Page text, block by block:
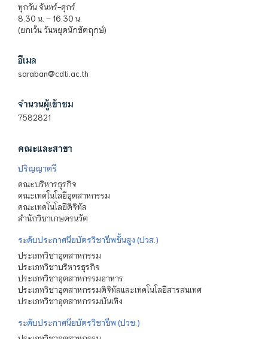
ทุกวัน จันทร์-ศุกร์
8.30 น. – 16.30 น.
(ยกเว้น วันหยุดนักขัตฤกษ์)
อีเมล
saraban@cdti.ac.th
จำนวนผู้เข้าชม
7582821
คณะและสาขา
ปริญญาตรี
คณะบริหารธุรกิจ
คณะเทคโนโลยีอุตสาหกรรม
คณะเทคโนโลยีดิจิทัล
สำนักวิชาเกษตรนวัต
ระดับประกาศนียบัตรวิชาชีพชั้นสูง (ปวส.)
ประเภทวิชาอุตสาหกรรม
ประเภทวิชาบริหารธุรกิจ
ประเภทวิชาอุตสาหกรรมอาหาร
ประเภทวิชาอุตสาหกรรมดิจิทัลและเทคโนโลยีสารสนเทศ
ประเภทวิชาอุตสาหกรรมบันเทิง
ระดับประกาศนียบัตรวิชาชีพ (ปวช.)